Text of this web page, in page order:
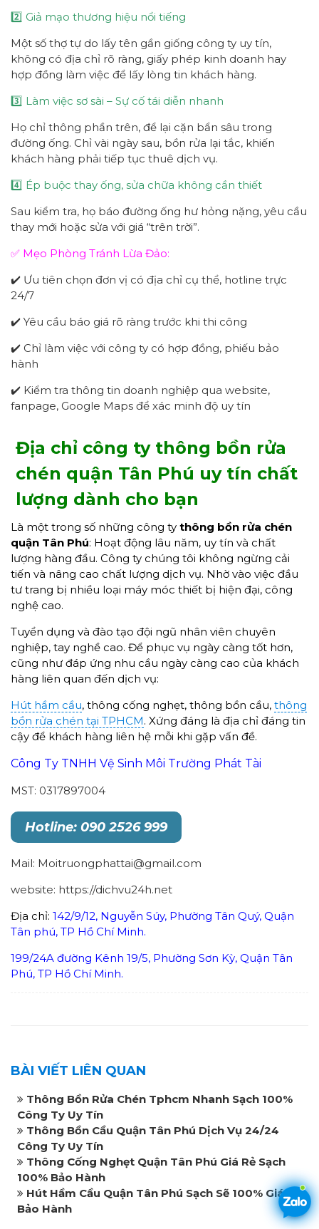
2️⃣ Giả mạo thương hiệu nổi tiếng
Một số thợ tự do lấy tên gần giống công ty uy tín,
không có địa chỉ rõ ràng, giấy phép kinh doanh hay
hợp đồng làm việc để lấy lòng tin khách hàng.
3️⃣ Làm việc sơ sài – Sự cố tái diễn nhanh
Họ chỉ thông phần trên, để lại cặn bẩn sâu trong
đường ống. Chỉ vài ngày sau, bồn rửa lại tắc, khiến
khách hàng phải tiếp tục thuê dịch vụ.
4️⃣ Ép buộc thay ống, sửa chữa không cần thiết
Sau kiểm tra, họ báo đường ống hư hỏng nặng, yêu cầu
thay mới hoặc sửa với giá “trên trời”.
✅ Mẹo Phòng Tránh Lừa Đảo:
✔️ Ưu tiên chọn đơn vị có địa chỉ cụ thể, hotline trực
24/7
✔️ Yêu cầu báo giá rõ ràng trước khi thi công
✔️ Chỉ làm việc với công ty có hợp đồng, phiếu bảo
hành
✔️ Kiểm tra thông tin doanh nghiệp qua website,
fanpage, Google Maps để xác minh độ uy tín
Địa chỉ công ty thông bồn rửa
chén quận Tân Phú uy tín chất
lượng dành cho bạn
Là một trong số những công ty thông bồn rửa chén
quận Tân Phú: Hoạt động lâu năm, uy tín và chất
lượng hàng đầu. Công ty chúng tôi không ngừng cải
tiến và nâng cao chất lượng dịch vụ. Nhờ vào việc đầu
tư trang bị nhiều loại máy móc thiết bị hiện đại, công
nghệ cao.
Tuyển dụng và đào tạo đội ngũ nhân viên chuyên
nghiệp, tay nghề cao. Để phục vụ ngày càng tốt hơn,
cũng như đáp ứng nhu cầu ngày càng cao của khách
hàng liên quan đến dịch vụ:
Hút hầm cầu, thông cống nghẹt, thông bồn cầu, thông
bồn rửa chén tại TPHCM. Xứng đáng là địa chỉ đáng tin
cậy để khách hàng liên hệ mỗi khi gặp vấn đề.
Công Ty TNHH Vệ Sinh Môi Trường Phát Tài
MST: 0317897004
Hotline: 090 2526 999
Mail: Moitruongphattai@gmail.com
website: https://dichvu24h.net
Địa chỉ: 142/9/12, Nguyễn Súy, Phường Tân Quý, Quận
Tân phú, TP Hồ Chí Minh.
199/24A đường Kênh 19/5, Phường Sơn Kỳ, Quận Tân
Phú, TP Hồ Chí Minh.
BÀI VIẾT LIÊN QUAN
Thông Bồn Rửa Chén Tphcm Nhanh Sạch 100%
Công Ty Uy Tín
Thông Bồn Cầu Quận Tân Phú Dịch Vụ 24/24
Công Ty Uy Tín
Thông Cống Nghẹt Quận Tân Phú Giá Rẻ Sạch
100% Bảo Hành
Hút Hầm Cầu Quận Tân Phú Sạch Sẽ 100% Giá Rẻ
Bảo Hành